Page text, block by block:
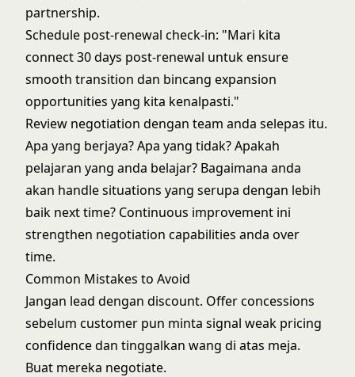
partnership.
Schedule post-renewal check-in: "Mari kita
connect 30 days post-renewal untuk ensure
smooth transition dan bincang expansion
opportunities yang kita kenalpasti."
Review negotiation dengan team anda selepas itu.
Apa yang berjaya? Apa yang tidak? Apakah
pelajaran yang anda belajar? Bagaimana anda
akan handle situations yang serupa dengan lebih
baik next time? Continuous improvement ini
strengthen negotiation capabilities anda over
time.
Common Mistakes to Avoid
Jangan lead dengan discount. Offer concessions
sebelum customer pun minta signal weak pricing
confidence dan tinggalkan wang di atas meja.
Buat mereka negotiate.